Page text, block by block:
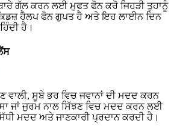
ਗੱਲ ਕਰਨ ਲਈ ਮੁਫਤ ਫੋਨ ਕਰੋ ਜਿਹੜੀ ਤੁਹਾਨੂੰ
ਹੈਲਪ ਫੋਨ ਗੁਪਤ ਹੈ ਅਤੇ ਇਹ ਲਾਈਨ ਦਿਨ
ਹੈ।
ਵਾਲੀ, ਸੂਬੇ ਭਰ ਵਿਚ ਜਵਾਨਾਂ ਦੀ ਮਦਦ ਕਰਨ
ਜਾਂ ਜੁਰਮ ਨਾਲ ਸਿੱਝਣ ਵਿਚ ਮਦਦ ਕਰਨ ਲਈ
ਮਦਦ ਅਤੇ ਜਾਣਕਾਰੀ ਪ੍ਰਦਾਨ ਕਰਦੀ ਹੈ।